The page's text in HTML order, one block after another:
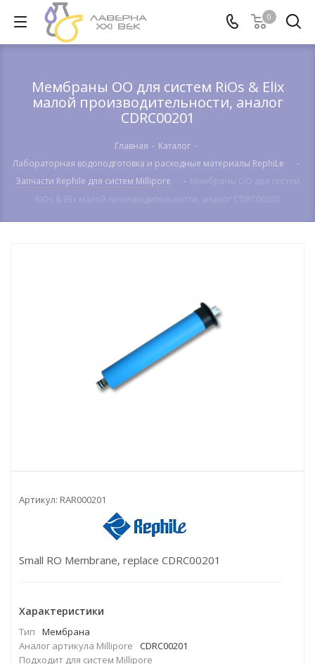
0
Мембраны ОО для систем RiOs & Elix
малой производительности, аналог
CDRC00201
Главная - Каталог -
Лабораторная водоподготовка и расходные материалы RephiLe
-
Запчасти Rephile для систем Millipore
-
Артикул: RAR000201
Small RO Membrane, replace CDRC00201
Характеристики
Тип
Мембрана
Аналог артикула Millipore
CDRC00201
Подходит для систем Millipore